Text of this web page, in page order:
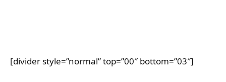
[divider style=”normal” top=”00″ bottom=”03″]